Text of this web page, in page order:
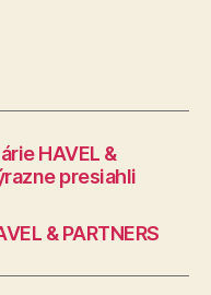
HAVEL &
presiahli
& PARTNERS